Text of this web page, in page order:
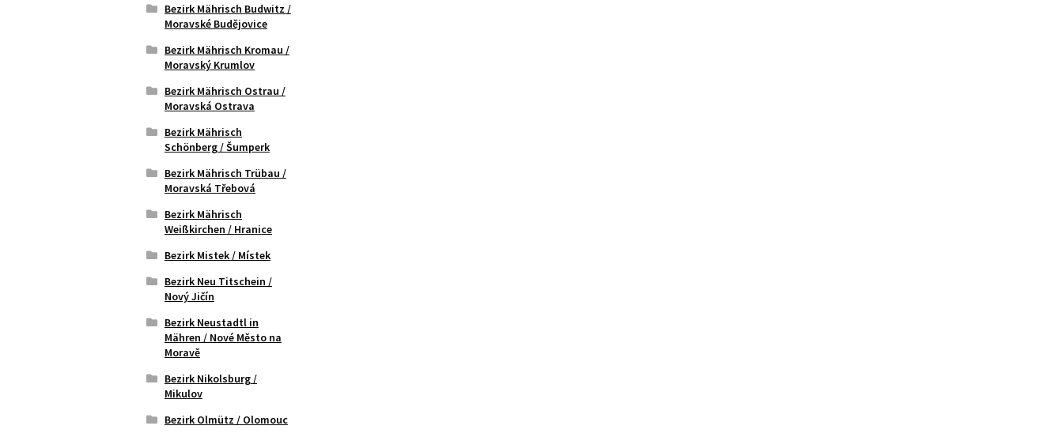
Bezirk Mährisch Budwitz /
Moravské Budějovice
Bezirk Mährisch Kromau /
Moravský Krumlov
Bezirk Mährisch Ostrau /
Moravská Ostrava
Bezirk Mährisch
Schönberg / Šumperk
Bezirk Mährisch Trübau /
Moravská Třebová
Bezirk Mährisch
Weißkirchen / Hranice
Bezirk Mistek / Místek
Bezirk Neu Titschein /
Nový Jičín
Bezirk Neustadtl in
Mähren / Nové Město na
Moravě
Bezirk Nikolsburg /
Mikulov
Bezirk Olmütz / Olomouc